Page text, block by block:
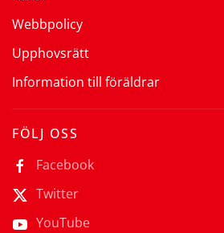
Webbpolicy
Upphovsrätt
Information till föräldrar
FÖLJ OSS
Facebook
Twitter
YouTube